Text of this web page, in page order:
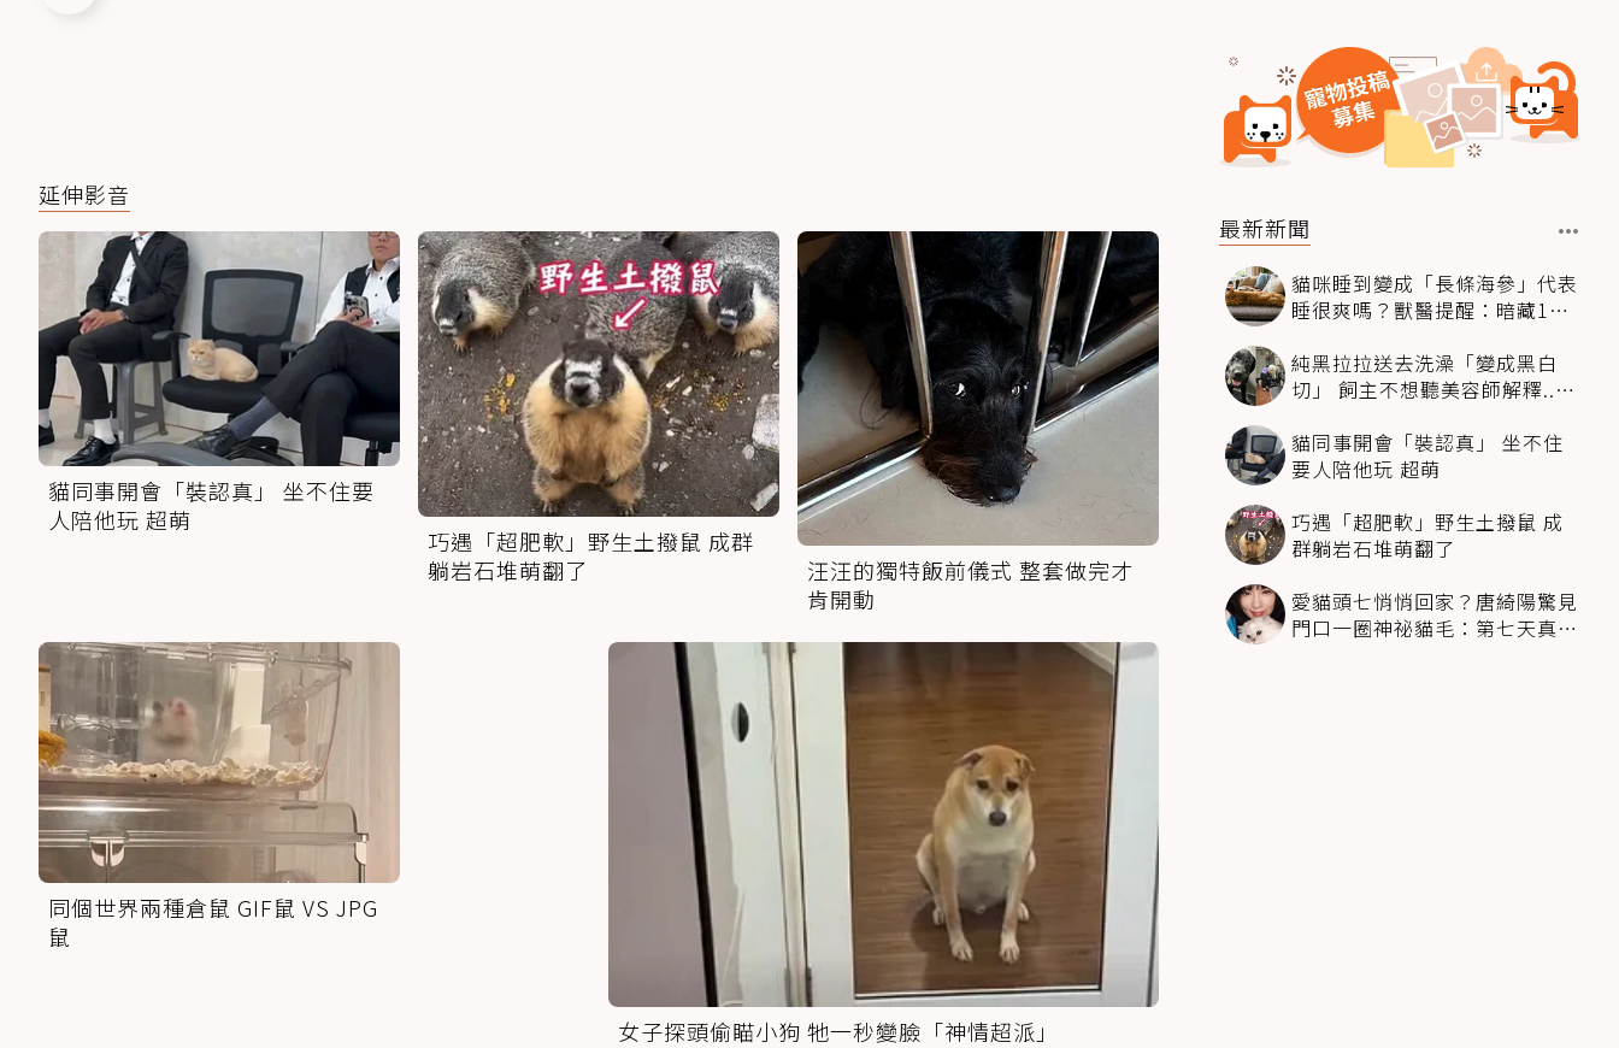
延伸影音
貓同事開會「裝認真」 坐不住要
人陪他玩 超萌
巧遇「超肥軟」野生土撥鼠 成群
躺岩石堆萌翻了
汪汪的獨特飯前儀式 整套做完才
肯開動
同個世界兩種倉鼠 GIF鼠 VS JPG
鼠
女子探頭偷瞄小狗 牠一秒變臉「神情超派」
最新新聞
貓咪睡到變成「長條海參」代表
睡很爽嗎？獸醫提醒：暗藏1種
純黑拉拉送去洗澡「變成黑白
切」 飼主不想聽美容師解釋..衝
貓同事開會「裝認真」 坐不住
要人陪他玩 超萌
巧遇「超肥軟」野生土撥鼠 成
群躺岩石堆萌翻了
愛貓頭七悄悄回家？唐綺陽驚見
門口一圈神祕貓毛：第七天真不